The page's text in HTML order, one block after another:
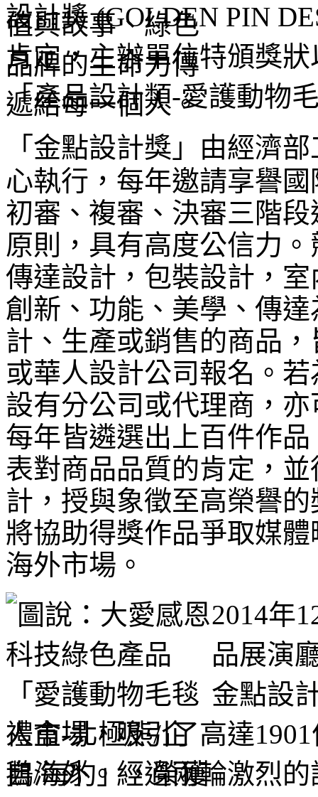
設計獎 (GOLDEN PIN
肯定，主辦單位特頒獎
「產品設計類-愛護動物
「金點設計獎」 由經濟
心執行， 每年邀請享譽
初審、複審、決審三階
原則，具有高度公信力
傳達設計，包裝設計，
創新、功能、美學、傳
計、生產或銷售的商品
或華人設計公司報名 。 若
設有分公司或代理商，
每年皆遴選出上百件作
表對商品品質的肯定，
計，授與象徵至高榮譽
將協助得獎作品爭取媒
海外市場。
2014年
品展演
金點設
人市場，吸引了高達
自海外。經過兩輪激烈